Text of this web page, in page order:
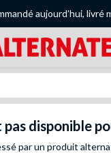
aujourd'hui, livré
pas disponible
par un produit